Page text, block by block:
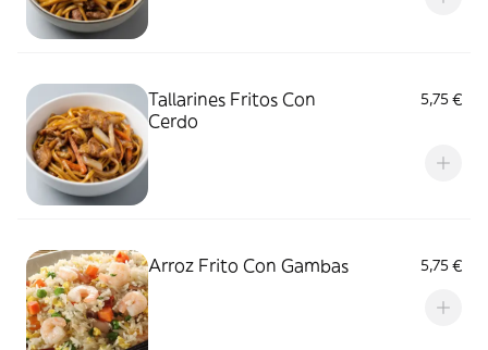
Tallarines Fritos Con
Cerdo
5,75 €
Arroz Frito Con Gambas 5,75 €